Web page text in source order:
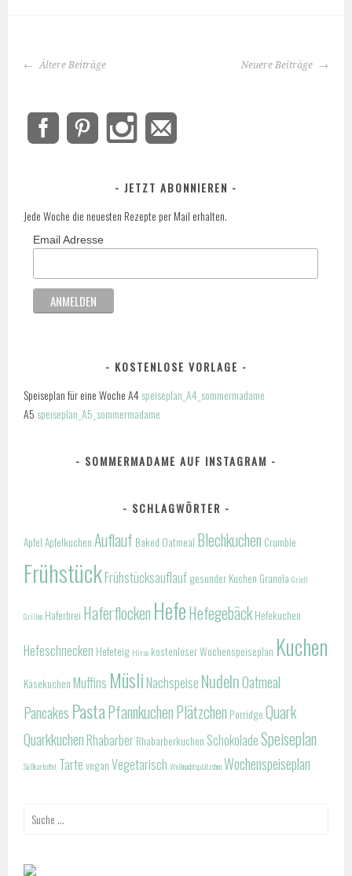
BEITRAGS-
Ältere Beiträge Neuere Beiträge
JETZT ABONNIEREN
Jede Woche die neuesten Rezepte per Mail erhalten.
Email Adresse
KOSTENLOSE VORLAGE
Speiseplan für eine Woche A4speiseplan_A4_sommermadame
A5 speiseplan_A5_sommermadame
SOMMERMADAME AUF INSTAGRAM
SCHLAGWÖRTER
Apfel Apfelkuchen Auflauf Baked Oatmeal Blechkuchen Crumble
FrühstückFrühstücksauflauf gesunder Kuchen Granola Grieß
Grillen Haferbrei Haferflocken HefeHefegebäck Hefekuchen
Hefeschnecken Hefeteig Hirse kostenloser Wochenspeiseplan Kuchen
Käsekuchen Muffins Müsli Nachspeise NudelnOatmeal
Pancakes PastaPfannkuchenPlätzchen Porridge Quark
Quarkkuchen Rhabarber Rhabarberkuchen SchokoladeSpeiseplan
Süßkartoffel Tarte vegan Vegetarisch Weihnachtsplätzchen Wochenspeiseplan
Suche